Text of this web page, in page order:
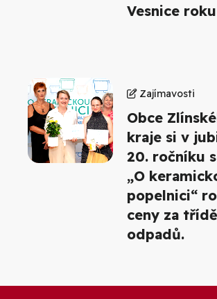
Vesnice
Zajímavosti
Obce
kraje si v
20. ročníku
„O
popelnici“
ceny za
odpadů.